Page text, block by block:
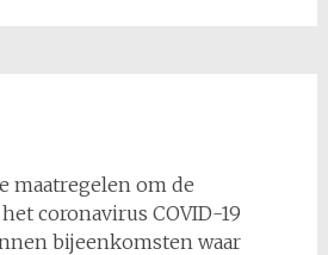
maatregelen om de
coronavirus COVID-19
bijeenkomsten waar